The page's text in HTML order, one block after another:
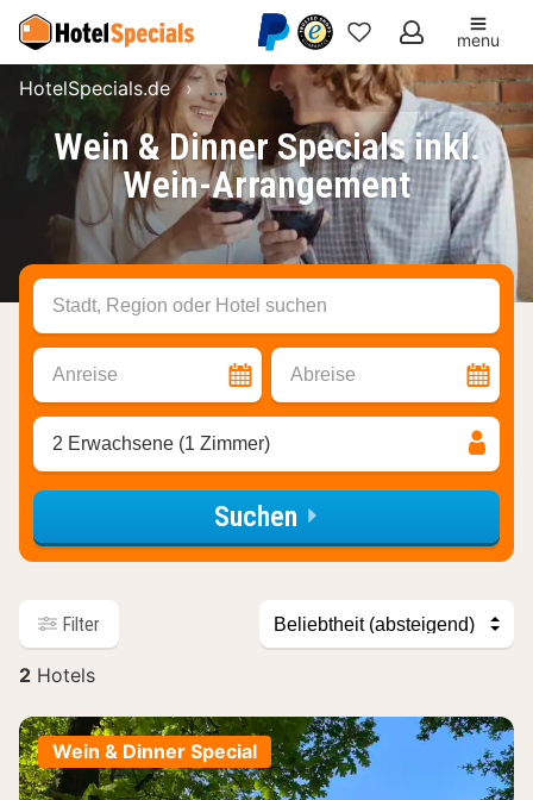
Meine
Favoriten
menu
Wein & Dinner Specials inkl.
Wein-Arrangement
HotelSpecials.de Wein & Dinner Specials inkl. Wein-
Stadt, Region oder Hotel suchen
Anreise Abreise
2 Erwachsene (1 Zimmer)
Suchen
Filter
Sortieren
nach
2 Hotels
Hotels
Wein & Dinner Special